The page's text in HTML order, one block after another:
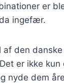
er
ingefær.
den
er ikke
nyde dem